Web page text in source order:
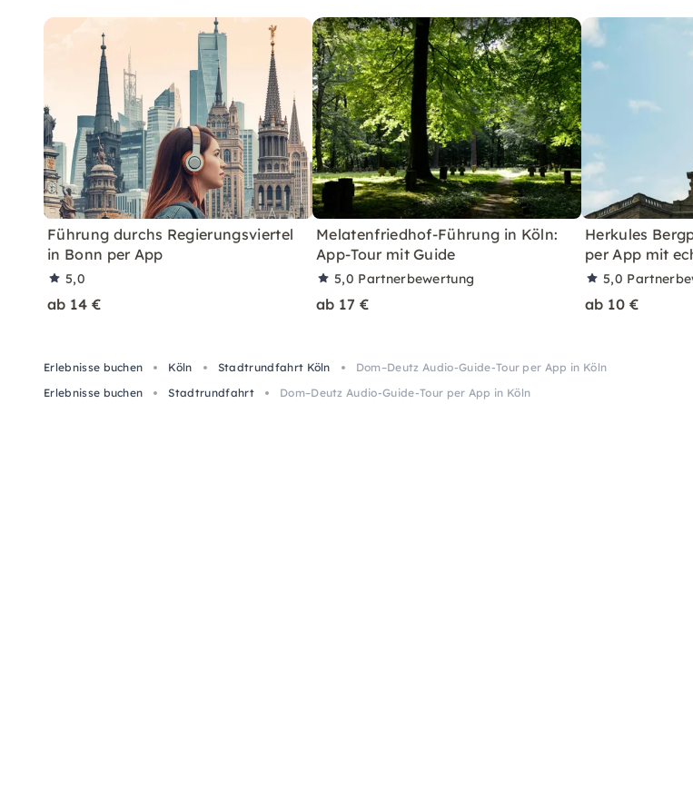
Führung durchs Regierungsviertel
in Bonn per App
5,0
ab 14 €
Melatenfriedhof-Führung in Köln:
App-Tour mit Guide
5,0 Partnerbewertung
ab 17 €
Herkules
per App mit
5,0
ab 10 €
Erlebnisse buchen Köln Stadtrundfahrt Köln
Dom–Deutz Audio-Guide-Tour per App in Köln
Erlebnisse buchen
Stadtrundfahrt Dom–Deutz Audio-Guide-Tour per App in Köln